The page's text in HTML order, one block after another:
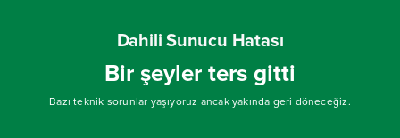
Dahili Sunucu Hatası
Bir şeyler ters gitti
Bazı teknik sorunlar yaşıyoruz ancak yakında geri döneceğiz.